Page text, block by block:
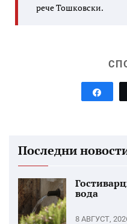
рече Тошковски.
Последни
вода
8 АВГУСТ,